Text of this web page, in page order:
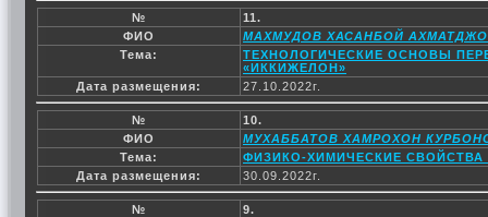
№
11.
ФИО
МАХМУДОВ ХАСАНБОЙ
Тема:
ТЕХНОЛОГИЧЕСКИЕ ОСНОВЫ
«ИККИЖЕЛОН»
Дата размещения:
27.10.2022г.
№
10.
ФИО
МУХАББАТОВ ХАМРОХОН
Тема:
ФИЗИКО-ХИМИЧЕСКИЕ
Дата размещения:
30.09.2022г.
№
9.